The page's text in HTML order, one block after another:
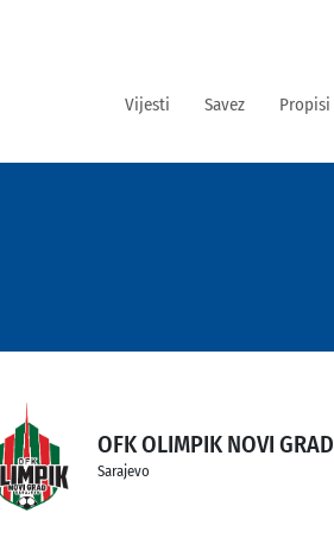
Vijesti Savez Propisi
OFK OLIMPIK NOVI GRAD
Sarajevo